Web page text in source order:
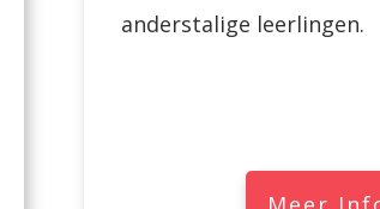
anderstalige leerlingen.